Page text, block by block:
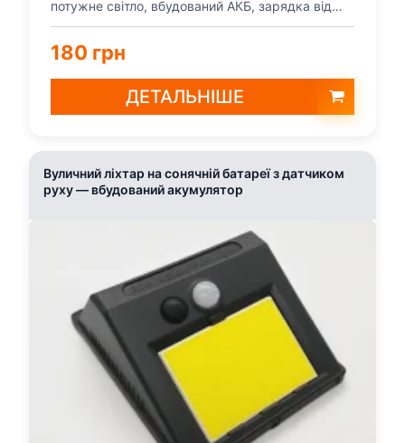
потужне світло, вбудований АКБ, зарядка від
power bank / но...
180 грн
ДЕТАЛЬНІШЕ
Вуличний ліхтар на сонячній батареї з датчиком
руху — вбудований акумулятор